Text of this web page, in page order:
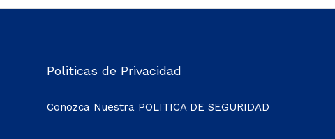
Politicas de Privacidad
Conozca Nuestra POLITICA DE SEGURIDAD